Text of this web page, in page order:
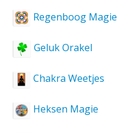
Regenboog Magie
Geluk Orakel
Chakra Weetjes
Heksen Magie